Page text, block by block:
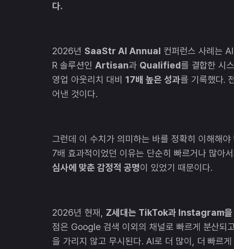
다.
2026년 SaaStr AI Annual 컨퍼런스 사례는
R 솔루션인 Artisan과 Qualified를 결합한 시
영업 아웃리치 대비 17배 높은 성과를 기록했다.
어낸 것이다.
그런데 이 수치가 의미하는 바를 정확히 이해해
7배 효과적이었던 이유는 단순히 빠르거나 많아
심사에 맞춘 감정적 공명이 있었기 때문이다.
2026년 현재, Z세대는 TikTok과 Instagram을
점은 Google 검색 이외의 채널로 빠르게 분산되
을 가리지 않고 무시된다. AI로 더 많이, 더 빠르